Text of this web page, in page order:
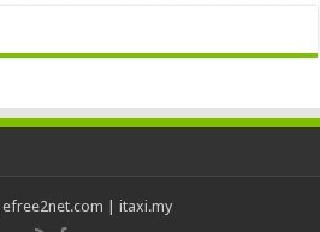
efree2net.com itaxi.my